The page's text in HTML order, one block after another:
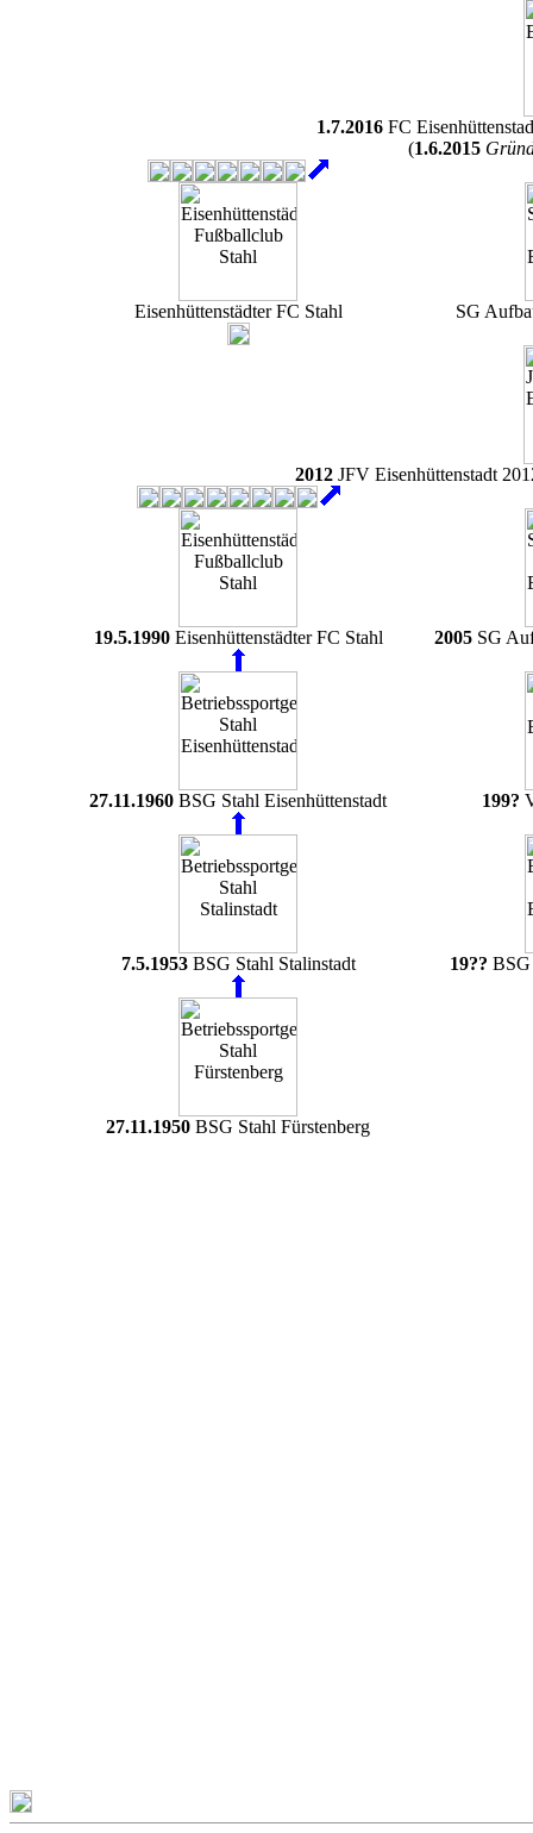
1.7.2016FC
(1.6.2015
Eisenhüttenstädter FC Stahl SG
2012 JFV Eisenhüttenstadt
19.5.1990Eisenhüttenstädter FC Stahl
27.11.1960 BSG Stahl Eisenhüttenstadt
7.5.1953BSG Stahl Stalinstadt
27.11.1950 BSG Stahl Fürstenberg
2005 SG
199?
19?? BSG